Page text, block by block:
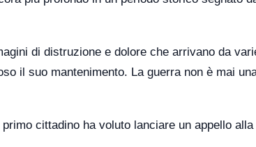
di distruzione e dolore che arrivano da
il suo mantenimento. La guerra non è mai
cittadino ha voluto lanciare un appello